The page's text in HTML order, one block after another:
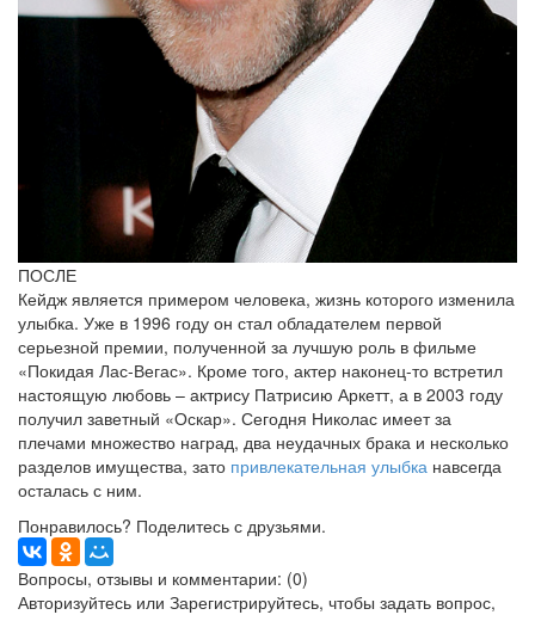
ПОСЛЕ
Кейдж является примером человека, жизнь которого изменила
улыбка. Уже в 1996 году он стал обладателем первой
серьезной премии, полученной за лучшую роль в фильме
«Покидая Лас-Вегас». Кроме того, актер наконец-то встретил
настоящую любовь – актрису Патрисию Аркетт, а в 2003 году
получил заветный «Оскар». Сегодня Николас имеет за
плечами множество наград, два неудачных брака и несколько
разделов имущества, зато привлекательная улыбка навсегда
осталась с ним.
Понравилось? Поделитесь с друзьями.
Вопросы, отзывы и комментарии: (0)
Авторизуйтесь или Зарегистрируйтесь, чтобы задать вопрос,